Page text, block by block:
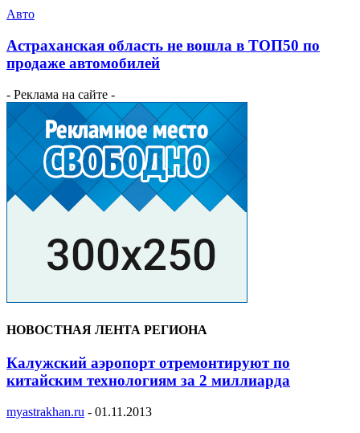
Авто
Астраханская область не вошла в ТОП50 по
продаже автомобилей
- Реклама на сайте -
НОВОСТНАЯ ЛЕНТА РЕГИОНА
Калужский аэропорт отремонтируют по
китайским технологиям за 2 миллиарда
myastrakhan.ru - 01.11.2013